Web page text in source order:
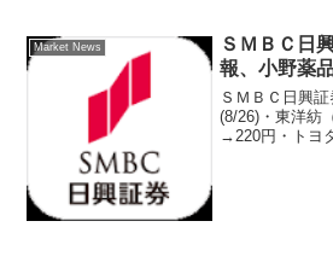
Market News
ＳＭＢＣ日
報、小野薬
ＳＭＢＣ日興
(8/26)・東洋紡
→220円・トヨ